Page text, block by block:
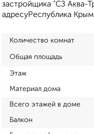
застройщика "СЗ Аква-
адресуРеспублика
Количество комнат
Общая площадь
Этаж
Материал дома
Всего этажей в доме
Балкон